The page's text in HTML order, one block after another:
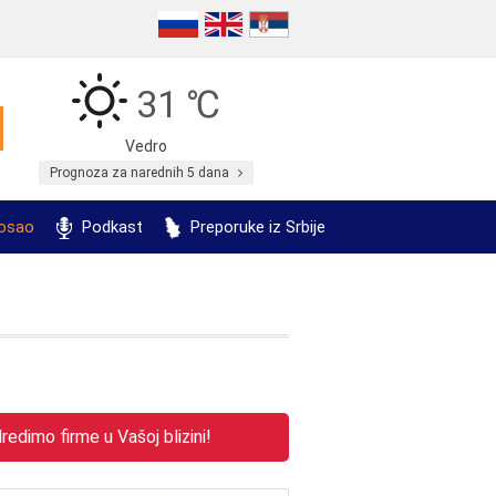
31 ℃
Vedro
Prognoza za narednih 5 dana
Podkast Preporuke iz Srbije
firme u Vašoj blizini!